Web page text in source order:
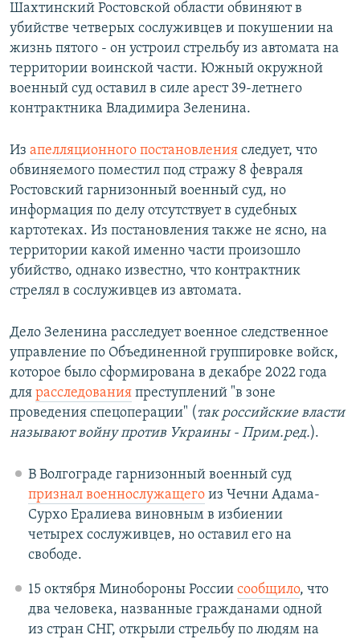
Шахтинский Ростовской области обвиняют в
убийстве четверых сослуживцев и покушении на
жизнь пятого - он устроил стрельбу из автомата на
территории воинской части. Южный окружной
военный суд оставил в силе арест 39-летнего
контрактника Владимира Зеленина.
Из апелляционного постановления следует, что
обвиняемого поместил под стражу 8 февраля
Ростовский гарнизонный военный суд, но
информация по делу отсутствует в судебных
картотеках. Из постановления также не ясно, на
территории какой именно части произошло
убийство, однако известно, что контрактник
стрелял в сослуживцев из автомата.
Дело Зеленина расследует военное следственное
управление по Объединенной группировке войск,
которое было сформирована в декабре 2022 года
для расследования преступлений "в зоне
проведения спецоперации" ( так российские власти
называют войну против Украины - Прим.ред.).
В Волгограде гарнизонный военный суд
признал военнослужащегоиз Чечни Адама-
Сурхо Ералиева виновным в избиении
четырех сослуживцев, но оставил его на
свободе.
15 октября Минобороны России сообщило, что
два человека, названные гражданами одной
из стран СНГ, открыли стрельбу по людям на